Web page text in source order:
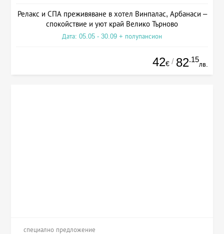
Релакс и СПА преживяване в хотел Винпалас, Арбанаси –
спокойствие и уют край Велико Търново
Дата: 05.05 - 30.09 + полупансион
42€ / 82.15
лв.
специално предложение